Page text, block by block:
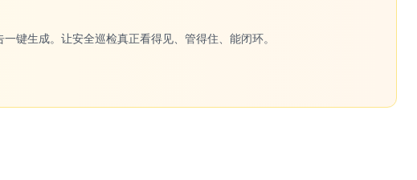
键生成。让安全巡检真正看得见、管得住、能闭环。